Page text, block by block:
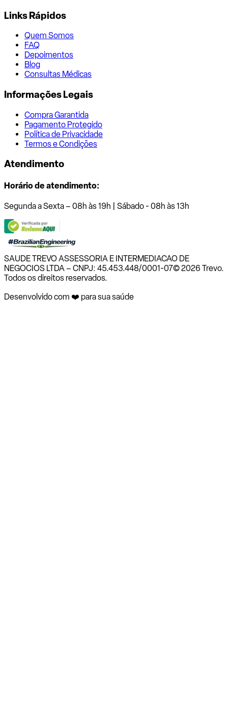
Links Rápidos
Quem Somos
FAQ
Depoimentos
Blog
Consultas Médicas
Informações Legais
Compra Garantida
Pagamento Protegido
Política de Privacidade
Termos e Condições
Atendimento
Horário de atendimento:
Segunda a Sexta – 08h às 19h | Sábado - 08h às 13h
SAUDE TREVO ASSESSORIA E INTERMEDIACAO DE
NEGOCIOS LTDA – CNPJ: 45.453.448/0001-07© 2026 Trevo.
Todos os direitos reservados.
Desenvolvido com ❤️ para sua saúde